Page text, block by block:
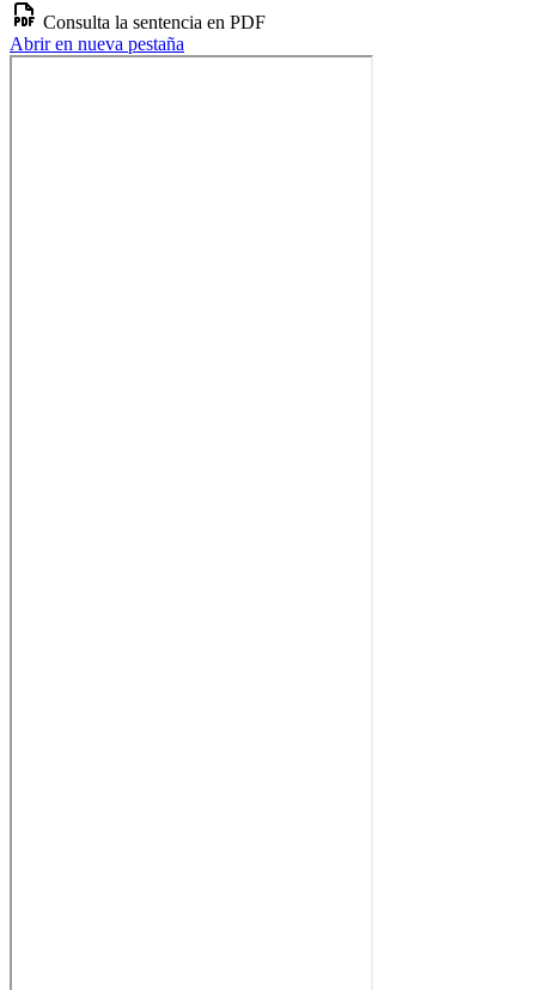
Consulta la sentencia en PDF
Abrir en nueva pestaña